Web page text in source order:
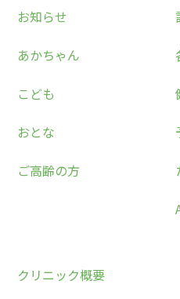
お知らせ
あかちゃん
こども
おとな
ご高齢の方
クリニック概要